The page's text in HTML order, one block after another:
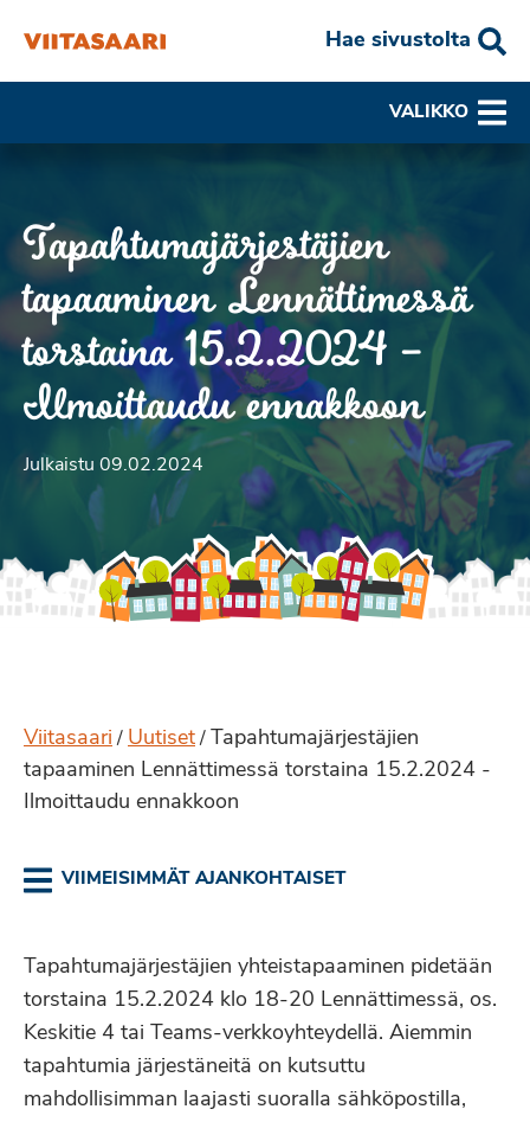
Hae sivustolta
VALIKKO
Tapahtumajärjestäjien
tapaaminen Lennättimessä
torstaina 15.2.2024 –
Ilmoittaudu ennakkoon
Julkaistu 09.02.2024
Viitasaari / Uutiset / Tapahtumajärjestäjien
tapaaminen Lennättimessä torstaina 15.2.2024 -
Ilmoittaudu ennakkoon
VIIMEISIMMÄT AJANKOHTAISET
Tapahtumajärjestäjien yhteistapaaminen pidetään
torstaina 15.2.2024 klo 18-20 Lennättimessä, os.
Keskitie 4 tai Teams-verkkoyhteydellä. Aiemmin
tapahtumia järjestäneitä on kutsuttu
mahdollisimman laajasti suoralla sähköpostilla,